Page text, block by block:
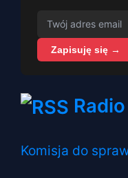
Zapisuję się →
Komisja do